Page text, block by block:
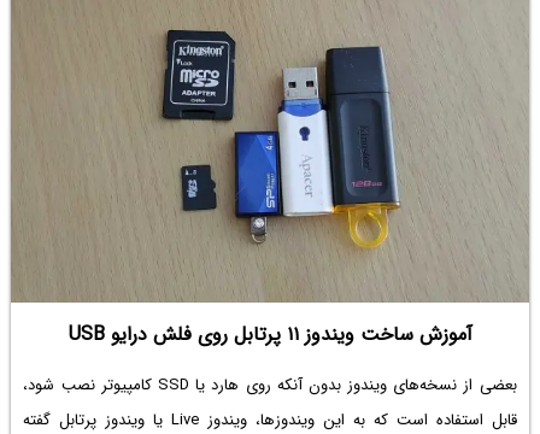
آموزش ساخت ویندوز ۱۱ پرتابل روی فلش درایو USB
بعضی از نسخه‌های ویندوز بدون آنکه روی هارد یا SSD کامپیوتر نصب شود،
قابل استفاده است که به این ویندوزها، ویندوز Live یا ویندوز پرتابل گفته